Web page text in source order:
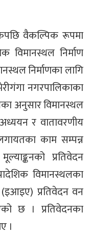
वैकल्पिक रूपमा
विमानस्थल निर्माण
निर्माणका लागि
नगरपालिकाका
अनुसार विमानस्थल
र वातावरणीय
काम सम्पन्न
प्रतिवेदन
विमानस्थलका
प्रतिवेदन वन
छ । प्रतिवेदनका
।